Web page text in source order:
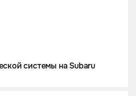
системы на Subaru